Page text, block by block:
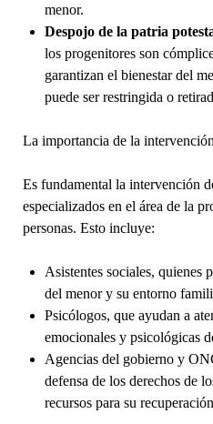
menor.
Despojo de la patria
los progenitores son
garantizan el bienestar del
puede ser restringida o
La importancia de la
Es fundamental la intervención
especializados en el área de la
personas. Esto incluye:
Asistentes sociales, quienes
del menor y su entorno
Psicólogos, que ayudan a
emocionales y psicológicas
Agencias del gobierno y
defensa de los derechos de
recursos para su